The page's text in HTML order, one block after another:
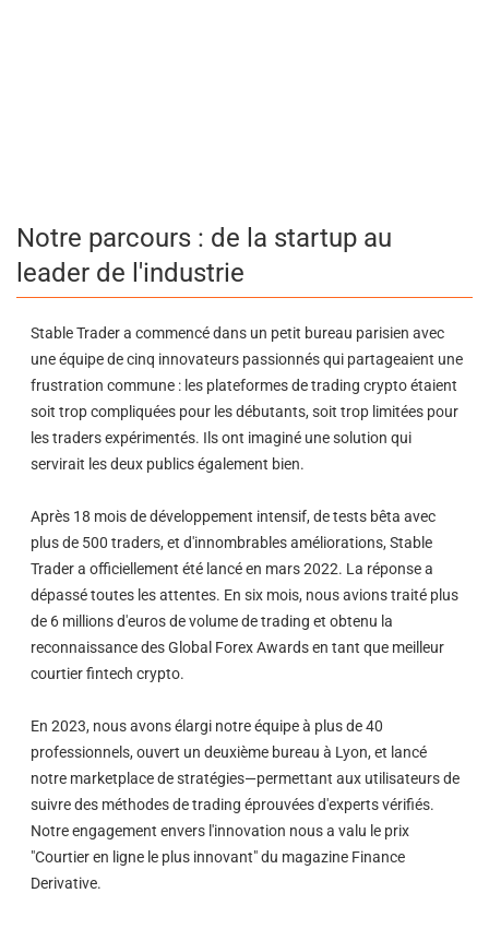
Notre parcours : de la startup au
leader de l'industrie
Stable Trader a commencé dans un petit bureau parisien avec
une équipe de cinq innovateurs passionnés qui partageaient une
frustration commune : les plateformes de trading crypto étaient
soit trop compliquées pour les débutants, soit trop limitées pour
les traders expérimentés. Ils ont imaginé une solution qui
servirait les deux publics également bien.
Après 18 mois de développement intensif, de tests bêta avec
plus de 500 traders, et d'innombrables améliorations, Stable
Trader a officiellement été lancé en mars 2022. La réponse a
dépassé toutes les attentes. En six mois, nous avions traité plus
de 6 millions d'euros de volume de trading et obtenu la
reconnaissance des Global Forex Awards en tant que meilleur
courtier fintech crypto.
En 2023, nous avons élargi notre équipe à plus de 40
professionnels, ouvert un deuxième bureau à Lyon, et lancé
notre marketplace de stratégies—permettant aux utilisateurs de
suivre des méthodes de trading éprouvées d'experts vérifiés.
Notre engagement envers l'innovation nous a valu le prix
"Courtier en ligne le plus innovant" du magazine Finance
Derivative.